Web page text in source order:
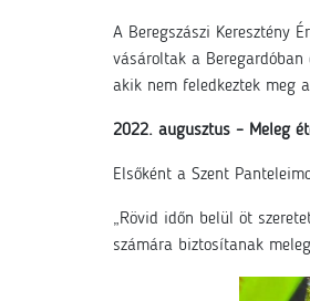
A Beregszászi Keresztény
vásároltak a
akik nem feledkeztek meg
2022. augusztus – Meleg
Elsőként a Szent
„Rövid időn belül öt
számára biztosítanak